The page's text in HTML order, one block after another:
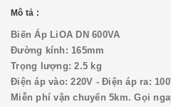
Mô tả :
Biến Áp LiOA DN 600VA
Đường kính: 165mm
Trọng lượng: 2.5 kg
Điện áp vào: 220V - Điện áp ra:
Miễn phí vận chuyển 5km. Gọi